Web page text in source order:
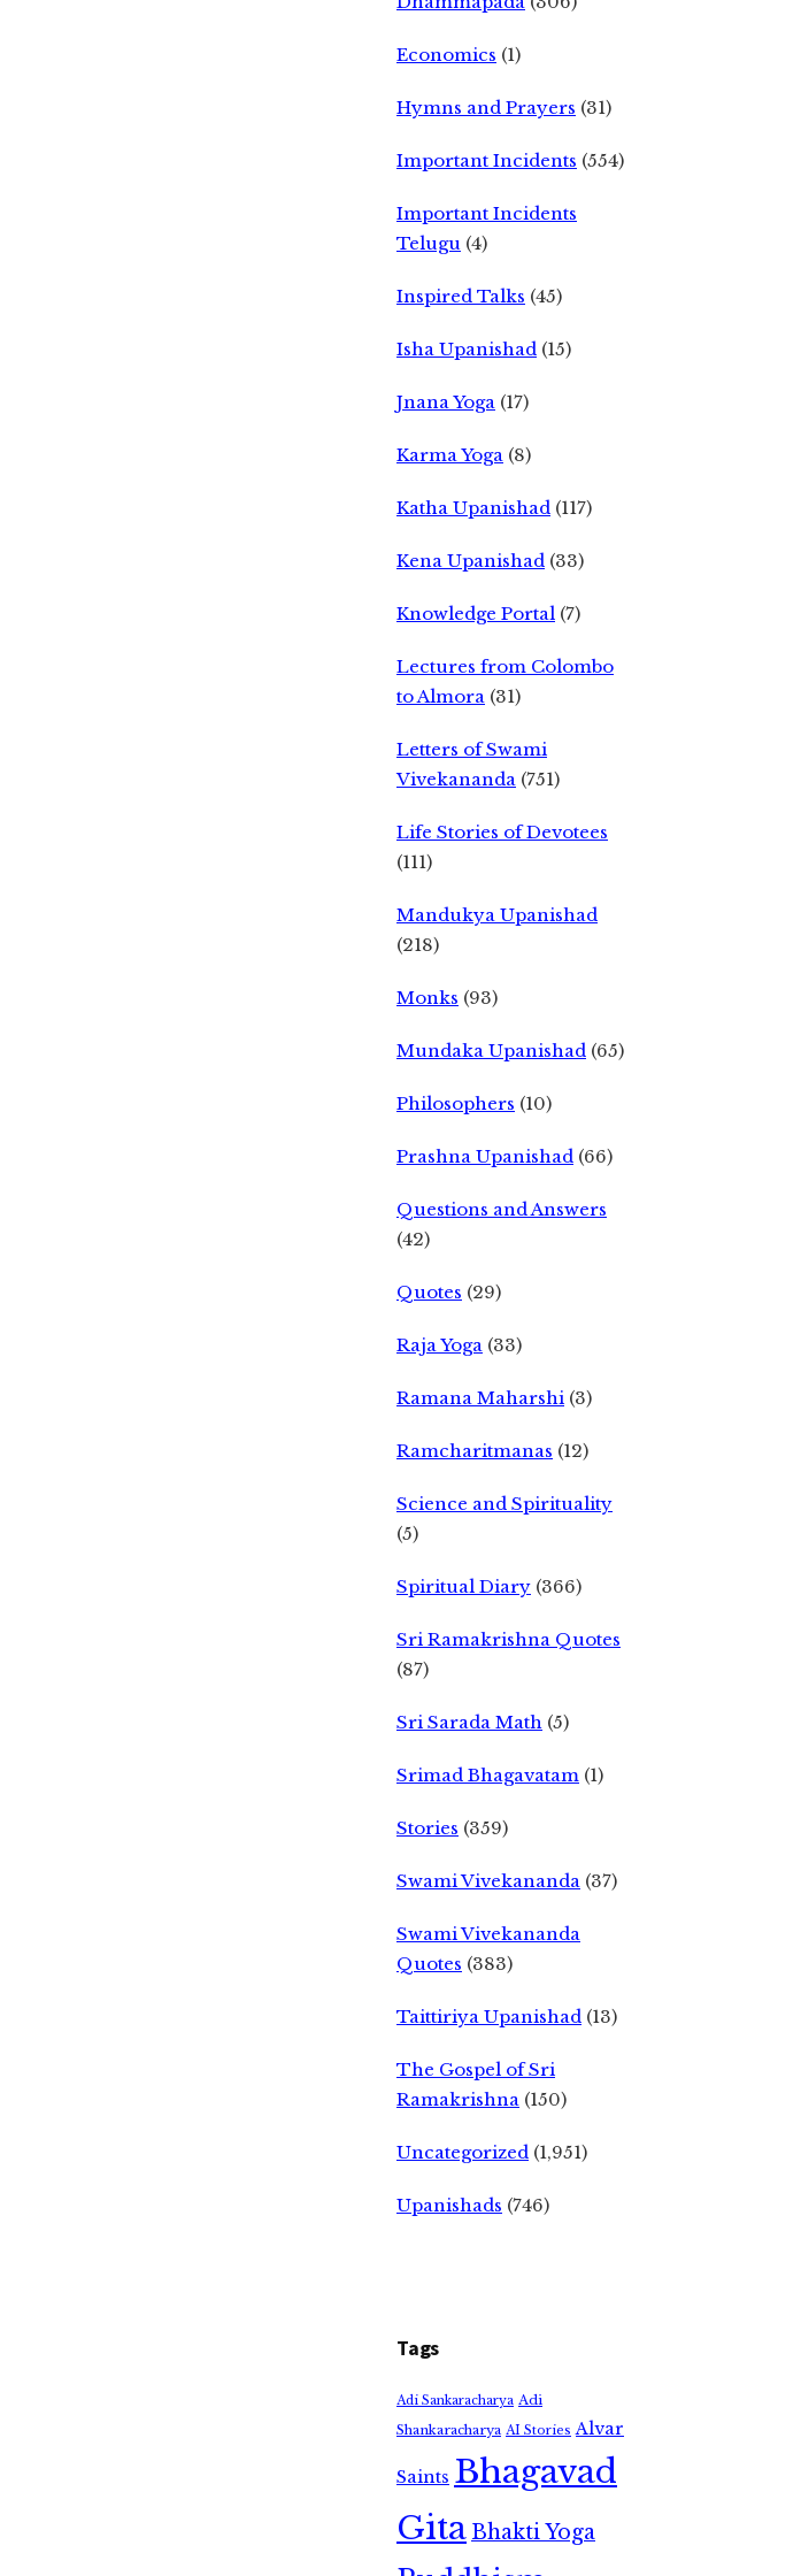
Economics (1)
Hymns and Prayers (31)
Important Incidents (554)
Important Incidents
Telugu (4)
Inspired Talks (45)
Isha Upanishad (15)
Jnana Yoga (17)
Karma Yoga (8)
Katha Upanishad (117)
Kena Upanishad (33)
Knowledge Portal (7)
Lectures from Colombo
to Almora (31)
Letters of Swami
Vivekananda (751)
Life Stories of Devotees
(111)
Mandukya Upanishad
(218)
Monks (93)
Mundaka Upanishad (65)
Philosophers (10)
Prashna Upanishad (66)
Questions and Answers
(42)
Quotes (29)
Raja Yoga (33)
Ramana Maharshi (3)
Ramcharitmanas (12)
Science and Spirituality
(5)
Spiritual Diary (366)
Sri Ramakrishna Quotes
(87)
Sri Sarada Math (5)
Srimad Bhagavatam (1)
Stories (359)
Swami Vivekananda (37)
Swami Vivekananda
Quotes (383)
Taittiriya Upanishad (13)
The Gospel of Sri
Ramakrishna (150)
Uncategorized (1,951)
Upanishads (746)
Tags
Adi Sankaracharya Adi
Shankaracharya AI Stories Alvar
Saints Bhagavad
GitaBhakti Yoga